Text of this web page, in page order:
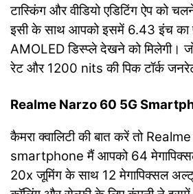
टास्किंग और वीडियो एडिटिंग ऐप को
इसी के साथ आपको इसमें 6.43 इंच का
AMOLED डिस्प्ले देखने को मिलेगी।
रेट और 1200 nits की पिक टॉर्क
Realme Narzo 60 5G
कैमरा क्वालिटी की बात करें तो
smartphone मैं आपको 64
20x जूमिंग के साथ 12 मेगापिक्सल